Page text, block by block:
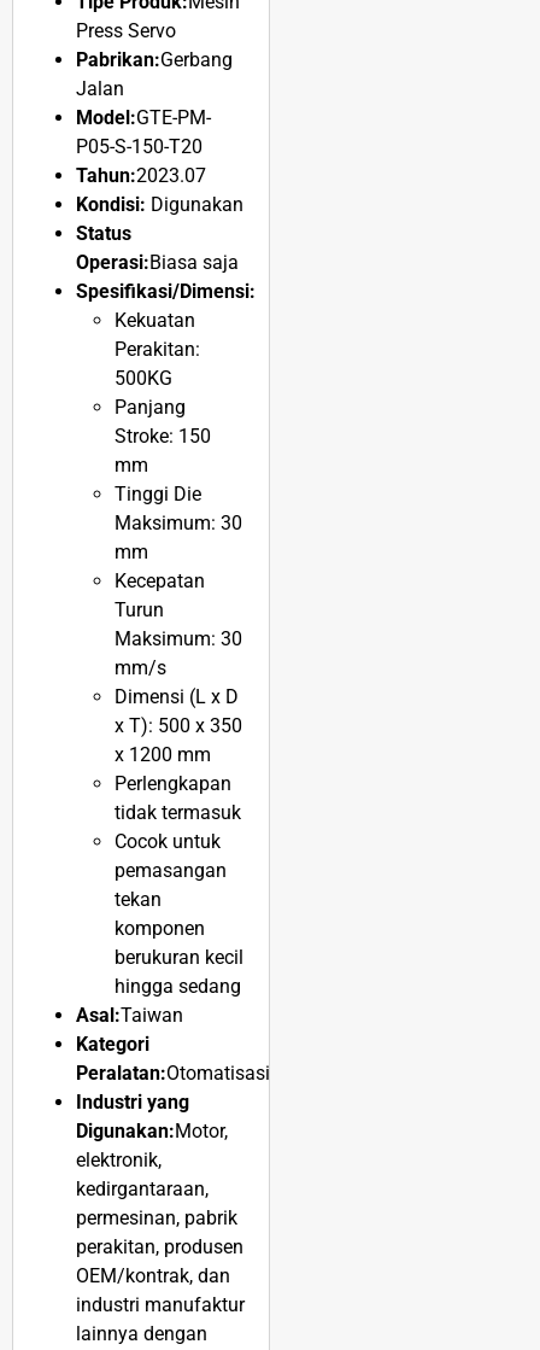
Press Servo
Pabrikan:Gerbang
Jalan
Model:GTE-PM-
P05-S-150-T20
Tahun:2023.07
Kondisi: Digunakan
Status
Operasi:Biasa saja
Spesifikasi/Dimensi:
Kekuatan
Perakitan:
500KG
Panjang
Stroke: 150
mm
Tinggi Die
Maksimum: 30
mm
Kecepatan
Turun
Maksimum: 30
mm/s
Dimensi (L x D
x T): 500 x 350
x 1200 mm
Perlengkapan
tidak termasuk
Cocok untuk
pemasangan
tekan
komponen
berukuran kecil
hingga sedang
Asal:Taiwan
Kategori
Peralatan:Otomatisasi
Industri yang
Digunakan:Motor,
elektronik,
kedirgantaraan,
permesinan, pabrik
perakitan, produsen
OEM/kontrak, dan
industri manufaktur
lainnya dengan